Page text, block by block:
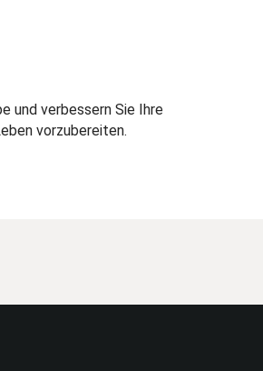
und verbessern Sie Ihre
vorzubereiten.